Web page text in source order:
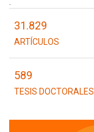
31.829
ARTÍCULOS
589
TESIS DOCTORALES